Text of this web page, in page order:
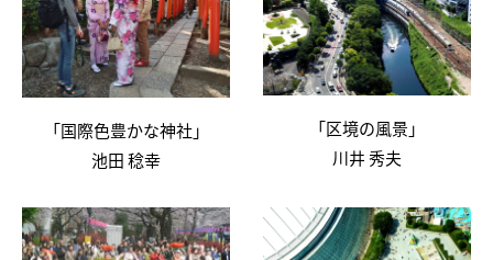
「国際色豊かな神社」
池田 稔幸
「区境の風景」
川井 秀夫